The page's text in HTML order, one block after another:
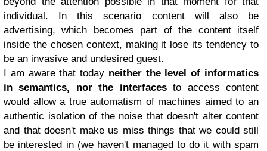
individual. In this scenario content will also be
advertising, which becomes part of the content itself
inside the chosen context, making it lose its tendency to
be an invasive and undesired guest.
I am aware that today neither the level of informatics
in semantics, nor the interfacesto access content
would allow a true automatism of machines aimed to an
authentic isolation of the noise that doesn't alter content
and that doesn't make us miss things that we could still
be interested in (we haven't managed to do it with spam